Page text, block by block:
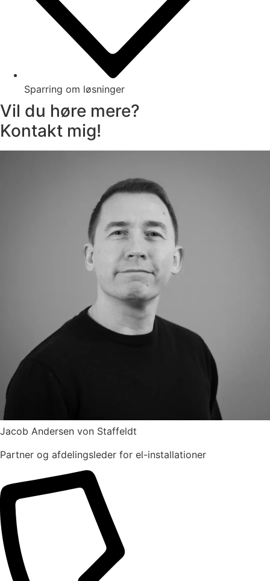
Sparring om løsninger
Vil du høre mere?
Kontakt mig!
Jacob Andersen von Staffeldt
Partner og afdelingsleder for el-installationer